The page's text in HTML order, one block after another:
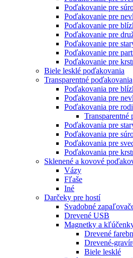
Poďakovanie pre
Poďakovanie pre
Poďakovanie pre
Poďakovanie pre
Poďakovanie pre
Poďakovanie pre
Poďakovanie pre
Biele lesklé poďakovania
Transparentné poďakovania
Poďakovania pre
Poďakovania pre
Poďakovania pre
Poďakovania pre
Poďakovania pre
Poďakovania pre
Poďakovania pre
Sklenené a kovové
Vázy
Fľaše
Iné
Darčeky pre hostí
Svadobné
Drevené USB
Magnetky a
Drevené
Drevené-
Biele lesklé